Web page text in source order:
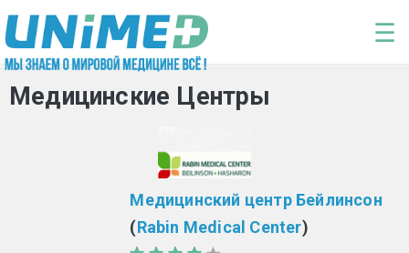
Перейти к основному содержанию
☰
Медицинские Центры
Медицинский центр Бейлинсон
(Rabin Medical Center)